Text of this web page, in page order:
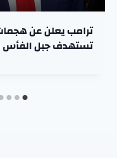
ترامب يعلن عن
تستهدف جبل الفأس